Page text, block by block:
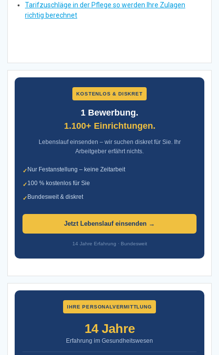
Tarifzuschläge in der Pflege so werden Ihre Zulagen
richtig berechnet
KOSTENLOS & DISKRET
1 Bewerbung.
1.100+ Einrichtungen.
Lebenslauf einsenden – wir suchen diskret für Sie. Ihr
Arbeitgeber erfährt nichts.
✓Nur Festanstellung – keine Zeitarbeit
✓100 % kostenlos für Sie
✓Bundesweit & diskret
Jetzt Lebenslauf einsenden →
14 Jahre Erfahrung · Bundesweit
IHRE PERSONALVERMITTLUNG
14 Jahre
Erfahrung im Gesundheitswesen